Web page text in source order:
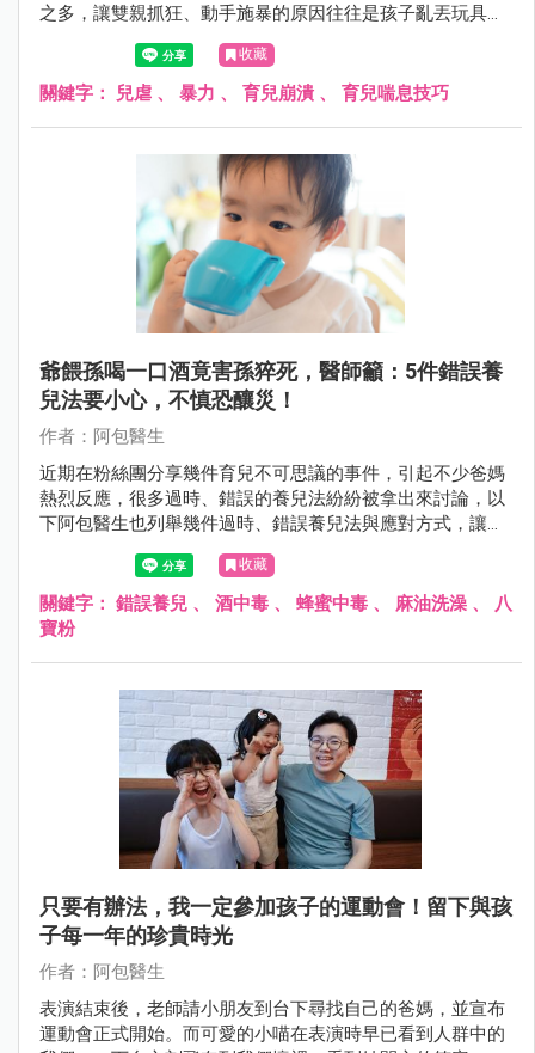
之多，讓雙親抓狂、動手施暴的原因往往是孩子亂丟玩具、
不睡覺等事。
收藏
關鍵字： 兒虐 、 暴力 、 育兒崩潰 、 育兒喘息技巧
爺餵孫喝一口酒竟害孫猝死，醫師籲：5件錯誤養
兒法要小心，不慎恐釀災！
作者：阿包醫生
近期在粉絲團分享幾件育兒不可思議的事件，引起不少爸媽
熱烈反應，很多過時、錯誤的養兒法紛紛被拿出來討論，以
下阿包醫生也列舉幾件過時、錯誤養兒法與應對方式，讓爸
媽拒絕錯誤養育法且不尷尬！
收藏
關鍵字： 錯誤養兒 、 酒中毒 、 蜂蜜中毒 、 麻油洗澡 、 八
寶粉
只要有辦法，我一定參加孩子的運動會！留下與孩
子每一年的珍貴時光
作者：阿包醫生
表演結束後，老師請小朋友到台下尋找自己的爸媽，並宣布
運動會正式開始。而可愛的小喵在表演時早已看到人群中的